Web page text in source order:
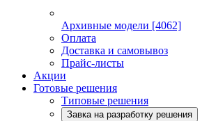
Архивные модели [4062]
Оплата
Доставка и самовывоз
Прайс-листы
Акции
Готовые решения
Типовые решения
Завка на разработку решения